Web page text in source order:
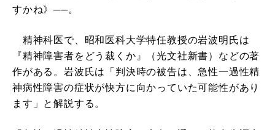
すかね》──。
精神科医で、昭和医科大学特任教授の岩波明氏は
『精神障害者をどう裁くか』（光文社新書）などの著
作がある。岩波氏は「判決時の被告は、急性一過性精
神病性障害の症状が快方に向かっていた可能性があり
ます」と解説する。